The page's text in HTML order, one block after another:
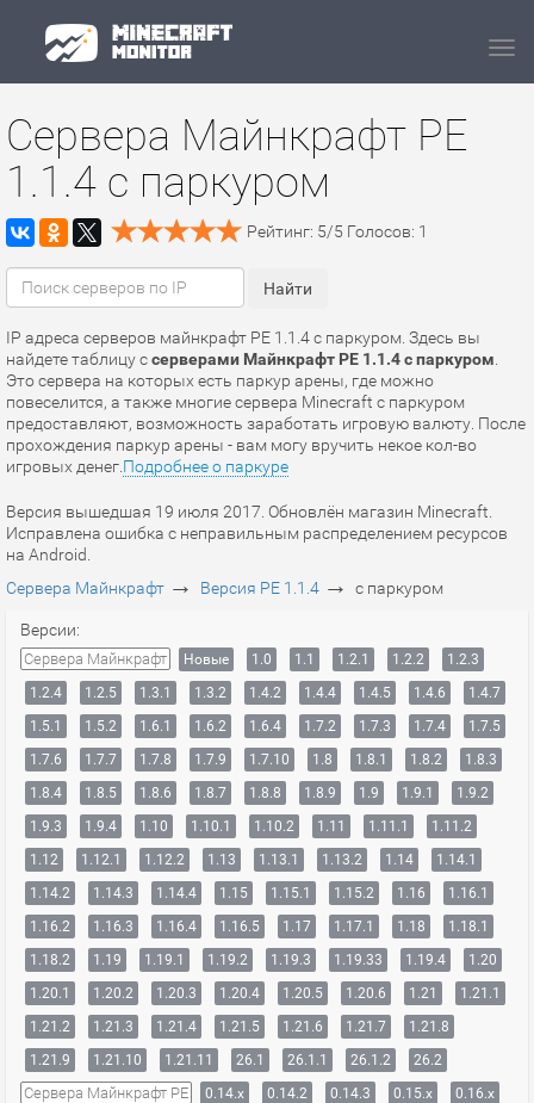
Сервера Майнкрафт PE
1.1.4 с паркуром
Рейтинг: 5/5 Голосов: 1
IP адреса серверов майнкрафт PE 1.1.4 с паркуром. Здесь вы
найдете таблицу ссерверами Майнкрафт PE 1.1.4 с паркуром
Это сервера на которых есть паркур арены, где можно
повеселится, а также многие сервера Minecraft с паркуром
предоставляют, возможность заработать игровую валюту. После
прохождения паркур арены - вам могу вручить некое кол-во
игровых денег. Подробнее о паркуре
Версия вышедшая 19 июля 2017. Обновлён магазин Minecraft.
Исправлена ошибка с неправильным распределением ресурсов
на Android.
Сервера Майнкрафт → Версия PE 1.1.4 → с паркуром
Версии:
Сервера Майнкрафт Новые 1.0 1.1 1.2.1 1.2.2
1.2.3
1.2.4
1.2.5 1.3.1 1.3.2 1.4.2 1.4.4 1.4.5 1.4.6
1.4.7
1.5.1
1.5.2 1.6.1 1.6.2 1.6.4 1.7.2 1.7.3 1.7.4
1.7.5
1.7.6
1.7.7 1.7.8 1.7.9 1.7.10 1.8 1.8.1 1.8.2
1.8.3
1.8.4
1.8.5 1.8.6 1.8.7 1.8.8 1.8.9 1.9 1.9.1
1.9.2
1.9.3
1.9.4 1.10 1.10.1 1.10.2 1.11 1.11.1
1.11.2
1.12
1.12.1 1.12.2 1.13 1.13.1 1.13.2 1.14
1.14.1
1.14.2
1.14.3 1.14.4 1.15 1.15.1 1.15.2 1.16
1.16.1
1.16.2
1.16.3 1.16.4 1.16.5 1.17 1.17.1 1.18
1.18.1
1.18.2
1.19 1.19.1 1.19.2 1.19.3 1.19.33 1.19.4
1.20
1.20.1
1.20.2 1.20.3 1.20.4 1.20.5 1.20.6 1.21
1.21.1
1.21.2
1.21.3 1.21.4 1.21.5 1.21.6 1.21.7
1.21.8
1.21.9
1.21.10 1.21.11 26.1 26.1.1 26.1.2 26.2
Сервера Майнкрафт PE 0.14.x 0.14.2 0.14.3 0.15.x
0.16.x